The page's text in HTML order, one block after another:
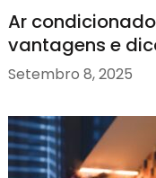
Ar
vantagens e
Setembro 8, 2025